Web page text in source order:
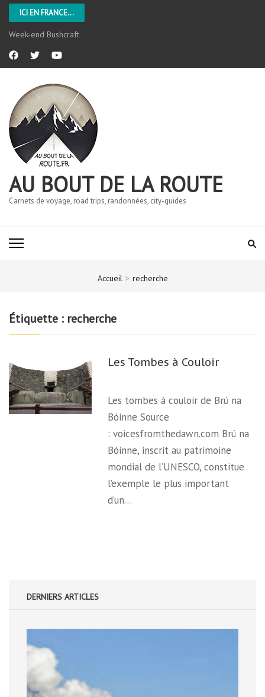
ICI EN FRANCE...
Week-end Bushcraft
AU BOUT DE LA ROUTE
Carnets de voyage, road trips, randonnées, city-guides
Accueil > recherche
Étiquette : recherche
Les Tombes à Couloir
Les tombes à couloir de Brú na
Bóinne Source
: voicesfromthedawn.com Brú na
Bóinne, inscrit au patrimoine
mondial de l’UNESCO, constitue
l’exemple le plus important
d’un…
DERNIERS ARTICLES